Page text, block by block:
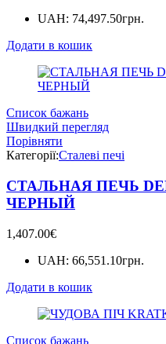
UAH: 74,497.50грн.
Додати в кошик
Список бажань
Швидкий перегляд
Порівняти
Категорії:Сталеві печі
СТАЛЬНАЯ ПЕЧЬ
ЧЕРНЫЙ
1,407.00€
UAH: 66,551.10грн.
Додати в кошик
Список бажань